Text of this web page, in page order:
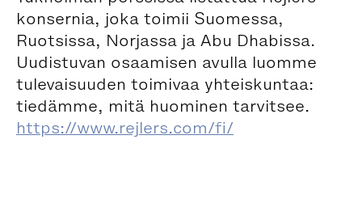
konsernia, joka toimii Suomessa,
Ruotsissa, Norjassa ja Abu Dhabissa.
Uudistuvan osaamisen avulla luomme
tulevaisuuden toimivaa yhteiskuntaa:
tiedämme, mitä huominen tarvitsee.
https://www.rejlers.com/fi/